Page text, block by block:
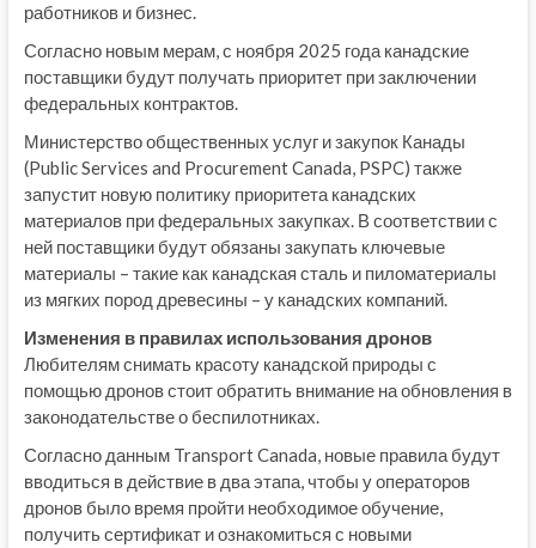
работников и бизнес.
Согласно новым мерам, с ноября 2025 года канадские
поставщики будут получать приоритет при заключении
федеральных контрактов.
Министерство общественных услуг и закупок Канады
(Public Services and Procurement Canada, PSPC) также
запустит новую политику приоритета канадских
материалов при федеральных закупках. В соответствии с
ней поставщики будут обязаны закупать ключевые
материалы – такие как канадская сталь и пиломатериалы
из мягких пород древесины – у канадских компаний.
Изменения в правилах использования дронов
Любителям снимать красоту канадской природы с
помощью дронов стоит обратить внимание на обновления в
законодательстве о беспилотниках.
Согласно данным Transport Canada, новые правила будут
вводиться в действие в два этапа, чтобы у операторов
дронов было время пройти необходимое обучение,
получить сертификат и ознакомиться с новыми